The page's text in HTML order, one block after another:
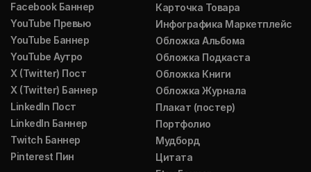
Facebook Баннер
YouTube Превью
YouTube Баннер
YouTube Аутро
X (Twitter) Пост
X (Twitter) Баннер
LinkedIn Пост
LinkedIn Баннер
Twitch Баннер
Pinterest Пин
Карточка Товара
Инфографика Маркетплейс
Обложка Альбома
Обложка Подкаста
Обложка Книги
Обложка Журнала
Плакат (постер)
Портфолио
Мудборд
Цитата